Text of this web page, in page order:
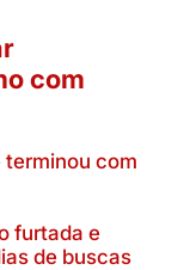
com
terminou com
furtada e
de buscas